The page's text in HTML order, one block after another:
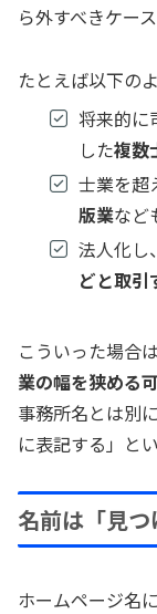
ら外すべきケー
たとえば以下の
将来的に
した複数
士業を超
版業など
法人化し、
どと取引
こういった場合
業の幅を狭める
事務所名とは別
に表記する」と
名前は「見
ホームページ名